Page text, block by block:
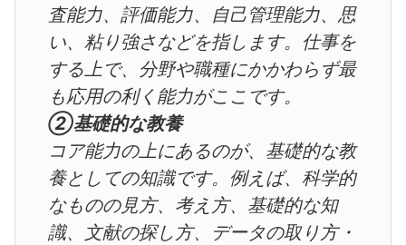
査能力、評価能力、自己管理能力、思
い、粘り強さなどを指します。仕事を
する上で、分野や職種にかかわらず最
も応用の利く能力がここです。
②基礎的な教養
コア能力の上にあるのが、基礎的な教
養としての知識です。例えば、科学的
なものの見方、考え方、基礎的な知
識、文献の探し方、データの取り方・